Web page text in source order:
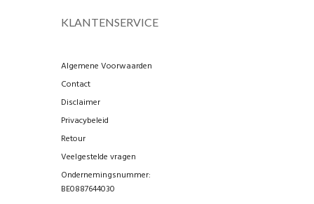
KLANTENSERVICE
Algemene Voorwaarden
Contact
Disclaimer
Privacybeleid
Retour
Veelgestelde vragen
Ondernemingsnummer:
BE0887644030